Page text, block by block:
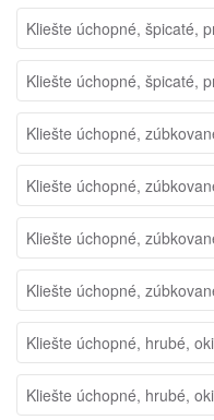
Kliešte úchopné, špicaté,
Kliešte úchopné, špicaté,
Kliešte úchopné,
Kliešte úchopné,
Kliešte úchopné,
Kliešte úchopné,
Kliešte úchopné, hrubé,
Kliešte úchopné, hrubé,